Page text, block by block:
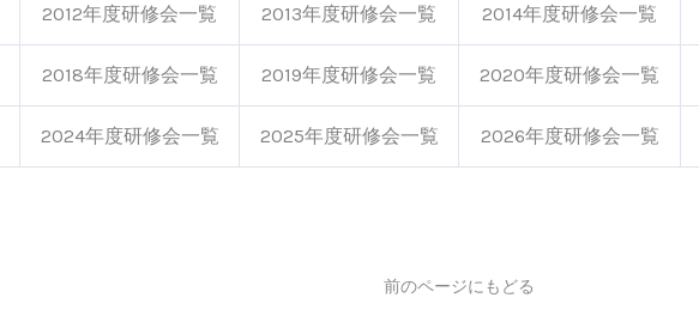
2012年度研修会一覧 2013年度研修会一覧 2014年度研修会一覧
2018年度研修会一覧 2019年度研修会一覧 2020年度研修会一覧
2024年度研修会一覧 2025年度研修会一覧 2026年度研修会一覧
前のページにもどる